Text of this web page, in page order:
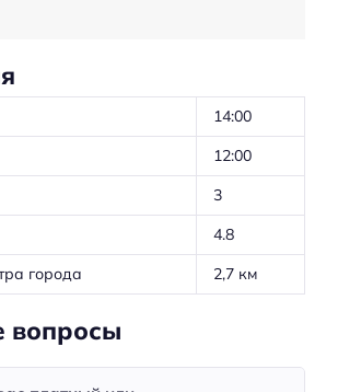
номере
номер
14:00
12:00
3
4.8
города
2,7 км
вопросы